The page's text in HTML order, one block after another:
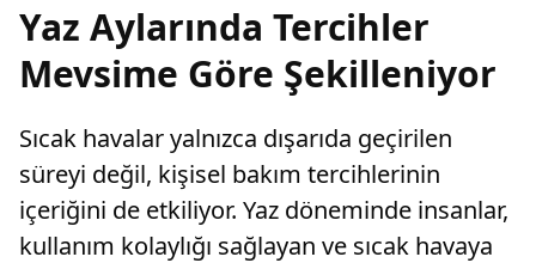
Yaz Aylarında Tercihler
Mevsime Göre Şekilleniyor
Sıcak havalar yalnızca dışarıda geçirilen
süreyi değil, kişisel bakım tercihlerinin
içeriğini de etkiliyor. Yaz döneminde insanlar,
kullanım kolaylığı sağlayan ve sıcak havaya